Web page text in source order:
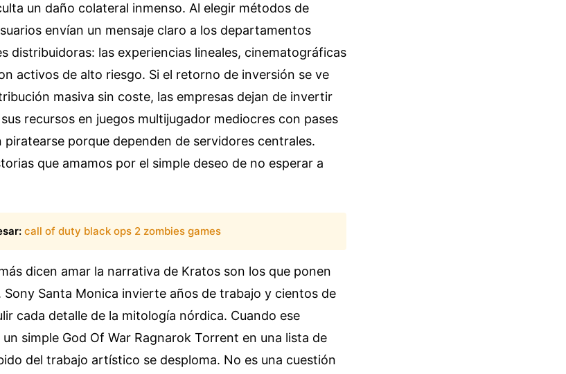
un daño colateral inmenso. Al elegir métodos de
envían un mensaje claro a los departamentos
distribuidoras: las experiencias lineales, cinematográficas
activos de alto riesgo. Si el retorno de inversión se ve
masiva sin coste, las empresas dejan de invertir
recursos en juegos multijugador mediocres con pases
piratearse porque dependen de servidores centrales.
que amamos por el simple deseo de no esperar a
call of duty black ops 2 zombies games
dicen amar la narrativa de Kratos son los que ponen
Santa Monica invierte años de trabajo y cientos de
cada detalle de la mitología nórdica. Cuando ese
simple God Of War Ragnarok Torrent en una lista de
del trabajo artístico se desploma. No es una cuestión